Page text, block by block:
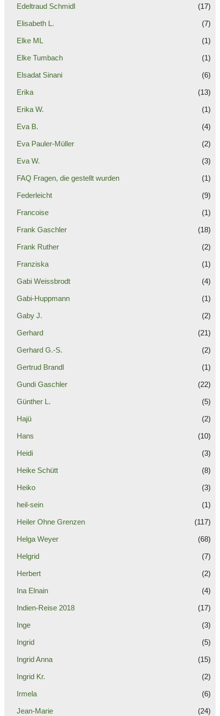
Edeltraud Schmidl (17)
Elisabeth L. (7)
Elke ML (1)
Elke Tumbach (1)
Elsadat Sinani (6)
Erika (13)
Erika W. (1)
Eva B. (4)
Eva Pauler-Müller (2)
Eva W. (3)
FAQ Fragen, die gestellt wurden (1)
Federleicht (9)
Francoise (1)
Frank Gaschler (18)
Frank Ruther (2)
Franziska (1)
Gabi Weissbrodt (4)
Gabi-Huppmann (1)
Gaby J. (2)
Gerhard (21)
Gerhard G.-S. (2)
Gertrud Brandl (1)
Gundi Gaschler (22)
Günther L. (5)
Hajü (2)
Hans (10)
Heidi (3)
Heike Schütt (8)
Heiko (3)
heil-sein (1)
Heiler Ohne Grenzen (117)
Helga Weyer (68)
Helgrid (7)
Herbert (2)
Ina Elnain (4)
Indien-Reise 2018 (17)
Inge (3)
Ingrid (5)
Ingrid Anna (15)
Ingrid Kr. (2)
Irmela (6)
Jean-Marie (24)